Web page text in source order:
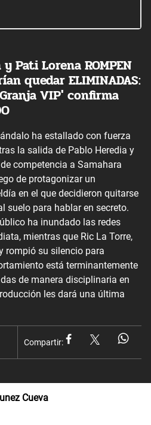
Pati Lorena ROMPEN
quedar ELIMINADAS:
VIP' confirma
ha estallado con fuerza
la salida de Pablo Heredia y
competencia a Samahara
de protagonizar un
en el que decidieron quitarse
suelo para hablar en secreto.
ha inundado las redes
mientras que Ric La Torre,
rompió su silencio para
está terminantemente
de manera disciplinaria en
les dará una última
Compartir:
Cueva